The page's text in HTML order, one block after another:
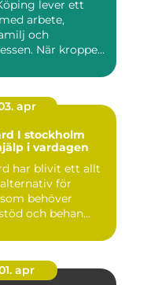
lever ett
arbete,
och
När kroppen
apr
I stockholm
i vardagen
har blivit ett allt
för
behöver
och behan...
apr